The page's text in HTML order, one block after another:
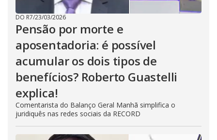
DO R7/23/03/2026
Pensão por morte e
aposentadoria: é possível
acumular os dois tipos de
benefícios? Roberto Guastelli
explica!
Comentarista do Balanço Geral Manhã simplifica o
juridiquês nas redes sociais da RECORD